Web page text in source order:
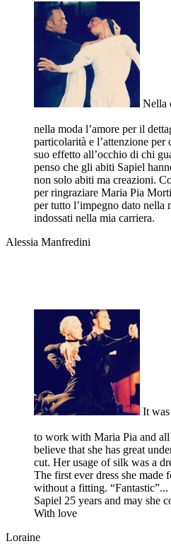
Nella
nella moda l’amore per il
particolarità e l’attenzione per
suo effetto all’occhio di chi
penso che gli abiti Sapiel
non solo abiti ma creazioni.
per ringraziare Maria Pia
per tutto l’impegno dato nella
indossati nella mia carriera.
Alessia Manfredini
It was
to work with Maria Pia and
believe that she has great
cut. Her usage of silk was a
The first ever dress she made
without a fitting.
Sapiel 25 years and may she
With love
Loraine